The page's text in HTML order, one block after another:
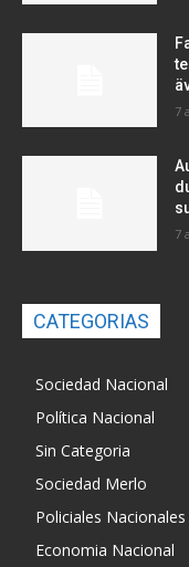
7
7
CATEGORIAS
Sociedad Nacional
Política Nacional
Sin Categoria
Sociedad Merlo
Policiales Nacionales
Economia Nacional